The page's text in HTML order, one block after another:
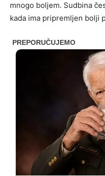
mnogo boljem. Sudbina
kada ima pripremljen bolji